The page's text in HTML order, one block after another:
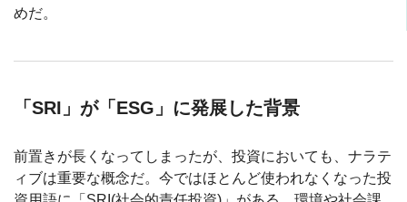
めだ。
「SRI」が「ESG」に発展した背景
前置きが長くなってしまったが、投資においても、ナラテ
ィブは重要な概念だ。今ではほとんど使われなくなった投